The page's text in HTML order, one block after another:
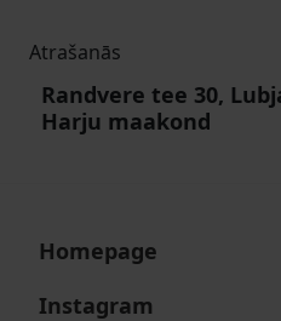
Atrašanās
Randvere tee 30,
Harju maakond
Homepage
Instagram